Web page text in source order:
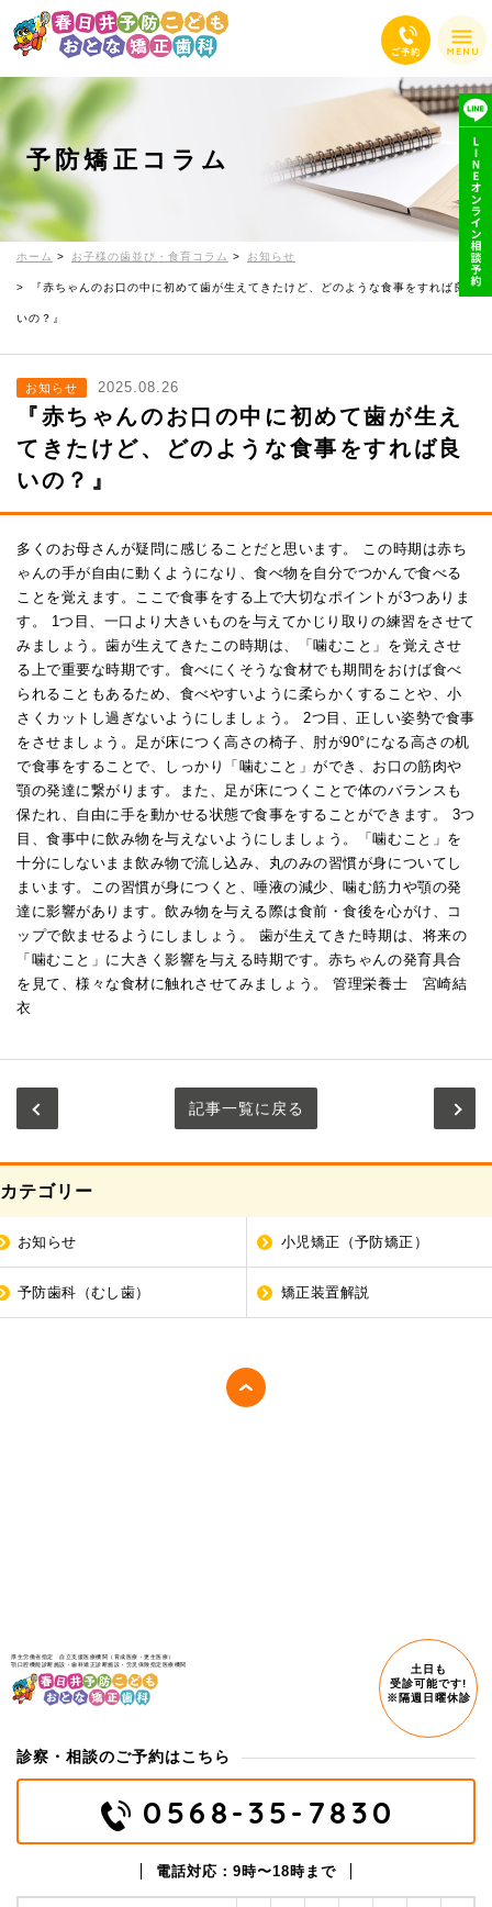
予防矯正コラム
ホーム お子様の歯並び・食育コラム お知らせ
『赤ちゃんのお口の中に初めて歯が生えてきたけど、どのような食事をすれば良
いの？』
お知らせ 2025.08.26
『赤ちゃんのお口の中に初めて歯が生え
てきたけど、どのような食事をすれば良
いの？』
多くのお母さんが疑問に感じることだと思います。 この時期は赤ち
ゃんの手が自由に動くようになり、食べ物を自分でつかんで食べる
ことを覚えます。ここで食事をする上で大切なポイントが3つありま
す。 1つ目、一口より大きいものを与えてかじり取りの練習をさせて
みましょう。歯が生えてきたこの時期は、「噛むこと」を覚えさせ
る上で重要な時期です。食べにくそうな食材でも期間をおけば食べ
られることもあるため、食べやすいように柔らかくすることや、小
さくカットし過ぎないようにしましょう。 2つ目、正しい姿勢で食事
をさせましょう。足が床につく高さの椅子、肘が90°になる高さの机
で食事をすることで、しっかり「噛むこと」ができ、お口の筋肉や
顎の発達に繋がります。また、足が床につくことで体のバランスも
保たれ、自由に手を動かせる状態で食事をすることができます。 3つ
目、食事中に飲み物を与えないようにしましょう。「噛むこと」を
十分にしないまま飲み物で流し込み、丸のみの習慣が身についてし
まいます。この習慣が身につくと、唾液の減少、噛む筋力や顎の発
達に影響があります。飲み物を与える際は食前・食後を心がけ、コ
ップで飲ませるようにしましょう。 歯が生えてきた時期は、将来の
「噛むこと」に大きく影響を与える時期です。赤ちゃんの発育具合
を見て、様々な食材に触れさせてみましょう。 管理栄養士 宮崎結
衣
記事一覧に戻る
カテゴリー
お知らせ 小児矯正（予防矯正）
予防歯科（むし歯） 矯正装置解説
厚生労働省指定 自立支援医療機関（育成医療・更生医療）
顎口腔機能診断施設・歯科矯正診断施設・労災保険指定医療機関
診察・相談のご予約はこちら
0568-35-7830
電話対応：9時〜18時まで
土日も
受診可能です!
※隔週日曜休診